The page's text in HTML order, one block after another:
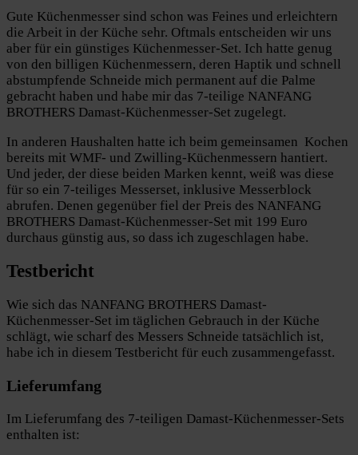
Gute Küchenmesser sind schon was Feines und erleichtern
die Arbeit in der Küche sehr. Oftmals entscheiden wir uns
aber für ein günstiges Küchenmesser-Set. Ich hatte genug
von den billigen Küchenmessern, deren Haptik und schnell
abstumpfende Schneide mich permanent auf die Palme
gebracht haben und habe mir das 7-teilige NANFANG
BROTHERS Damast-Küchenmesser-Set zugelegt.
In anderen Haushalten hatte ich beim gemeinsamen Kochen
bereits mit WMF- und Zwilling-Küchenmessern hantiert.
Und jeder, der diese beiden Marken kennt, weiß was diese
für so ein 7-teiliges Messerset, inklusive Messerblock
abrufen. Denen gegenüber fiel der Preis des NANFANG
BROTHERS Damast-Küchenmesser-Set mit 199 Euro
durchaus günstig aus, so dass ich zugeschlagen habe.
Testbericht
Wie sich das NANFANG BROTHERS Damast-
Küchenmesser-Set im täglichen Gebrauch in der Küche
schlägt, wie scharf des Messers Schneide tatsächlich ist,
habe ich in diesem Testbericht für euch zusammengefasst.
Lieferumfang
Im Lieferumfang des 7-teiligen Damast-Küchenmesser-Sets
enthalten ist: